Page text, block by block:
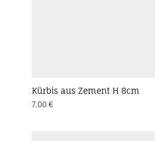
Kürbis aus Zement H 8cm
7,00 €